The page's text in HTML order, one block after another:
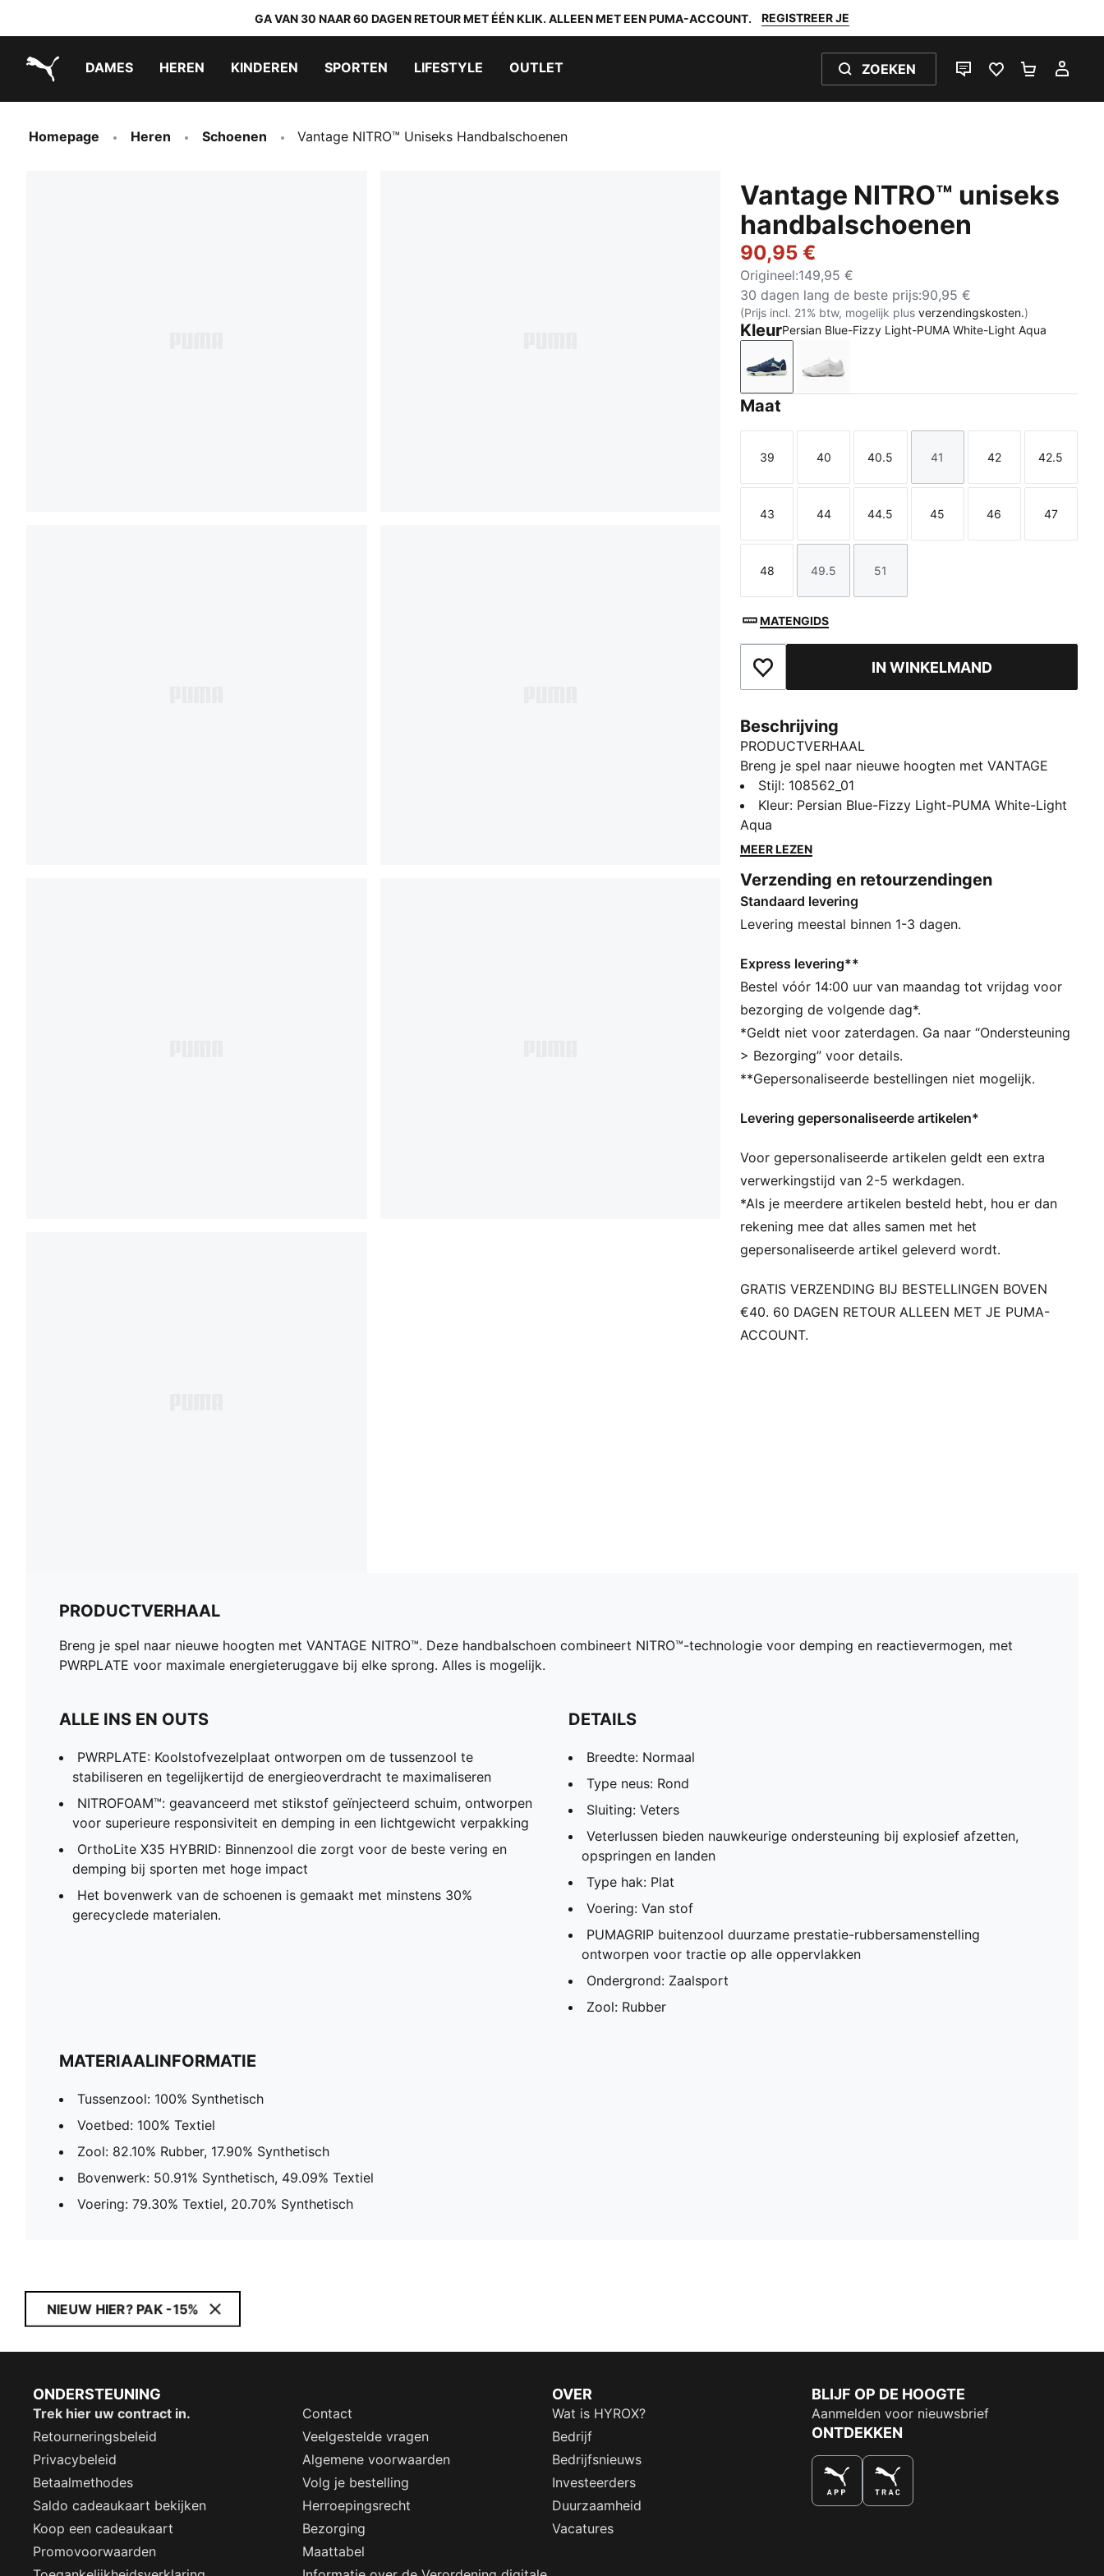
GA VAN 30 NAAR 60 DAGEN RETOUR MET ÉÉN KLIK. ALLEEN MET EEN PUMA-ACCOUNT. REGISTREER JE
DAMES HEREN KINDEREN SPORTEN LIFESTYLE OUTLET ZOEKEN
LIVE CHATFAVORIETEN 0
Homepage Heren Schoenen Vantage NITRO™ Uniseks Handbalschoenen
Vantage NITRO™ uniseks
handbalschoenen
90,95 €
Origineel:149,95 €
30 dagen lang de beste prijs:90,95 €
(Prijs incl. 21% btw, mogelijk plusverzendingskosten.)
KleurPersian Blue-Fizzy Light-PUMA White-Light Aqua
Persian Blue-Fizzy Light-PUMA White-Light Aqua
PUMA White-PUMA Silver-Ash Gray
Maat
Maat
39
Maat
40
Maat
40.5
Maat
41
Maat
42
Maat
42.5
Maat
43
Maat
44
Maat
44.5
Maat
45
Maat
46
Maat
47
Maat
48
Maat
49.5
Maat
51
MATENGIDS
Toegevoegd aan favorietenIN WINKELMAND
Beschrijving
PRODUCTVERHAAL
Breng je spel naar nieuwe hoogten met VANTAGE
NITRO™. Deze handbalschoen combineert NITRO™-
technologie voor demping en reactievermogen, met
PWRPLATE voor maximale energieteruggave bij elke
sprong. Alles is mogelijk.
PWRPLATE: Koolstofvezelplaat ontworpen om de
tussenzool te stabiliseren en tegelijkertijd de
energieoverdracht te maximaliseren
schuim, ontworpen voor superieure responsiviteit en
demping in een lichtgewicht verpakking
OrthoLite X35 HYBRID: Binnenzool die zorgt voor de
beste vering en demping bij sporten met hoge impact
Het bovenwerk van de schoenen is gemaakt met
minstens 30% gerecyclede materialen.
DETAILS
Type neus: Rond
Veterlussen bieden nauwkeurige ondersteuning bij
explosief afzetten, opspringen en landen
Type hak: Plat
Voering: Van stof
PUMAGRIP buitenzool duurzame prestatie-
rubbersamenstelling ontworpen voor tractie op alle
Ondergrond: Zaalsport
Zool: Rubber
Stijl: 108562_01
Kleur: Persian Blue-Fizzy Light-PUMA White-Light
Aqua
MEER LEZEN
Verzending en retourzendingen
Standaard levering
Levering meestal binnen 1-3 dagen.
Express levering**
Bestel vóór 14:00 uur van maandag tot vrijdag voor
bezorging de volgende dag*.
*Geldt niet voor zaterdagen. Ga naar “Ondersteuning
> Bezorging” voor details.
**Gepersonaliseerde bestellingen niet mogelijk.
Levering gepersonaliseerde artikelen*
Voor gepersonaliseerde artikelen geldt een extra
verwerkingstijd van 2-5 werkdagen.
*Als je meerdere artikelen besteld hebt, hou er dan
rekening mee dat alles samen met het
gepersonaliseerde artikel geleverd wordt.
GRATIS VERZENDING BIJ BESTELLINGEN BOVEN
€40. 60 DAGEN RETOUR ALLEEN MET JE PUMA-
ACCOUNT.
PRODUCTVERHAAL
Breng je spel naar nieuwe hoogten met VANTAGE NITRO™. Deze handbalschoen combineert NITRO™-technologie voor demping en reactievermogen, met
PWRPLATE voor maximale energieteruggave bij elke sprong. Alles is mogelijk.
ALLE INS EN OUTS
PWRPLATE: Koolstofvezelplaat ontworpen om de tussenzool te
stabiliseren en tegelijkertijd de energieoverdracht te maximaliseren
NITROFOAM™: geavanceerd met stikstof geïnjecteerd schuim, ontworpen
voor superieure responsiviteit en demping in een lichtgewicht verpakking
OrthoLite X35 HYBRID: Binnenzool die zorgt voor de beste vering en
demping bij sporten met hoge impact
Het bovenwerk van de schoenen is gemaakt met minstens 30%
gerecyclede materialen.
DETAILS
Breedte: Normaal
Type neus: Rond
Sluiting: Veters
Veterlussen bieden nauwkeurige ondersteuning bij explosief afzetten,
opspringen en landen
Type hak: Plat
Voering: Van stof
PUMAGRIP buitenzool duurzame prestatie-rubbersamenstelling
ontworpen voor tractie op alle oppervlakken
Ondergrond: Zaalsport
Zool: Rubber
MATERIAALINFORMATIE
Tussenzool: 100% Synthetisch
Voetbed: 100% Textiel
Zool: 82.10% Rubber, 17.90% Synthetisch
Bovenwerk: 50.91% Synthetisch, 49.09% Textiel
Voering: 79.30% Textiel, 20.70% Synthetisch
NIEUW HIER? PAK -15%
ONDERSTEUNING
Trek hier uw contract in.
Contact
Retourneringsbeleid
Veelgestelde vragen
Privacybeleid
Algemene voorwaarden
Betaalmethodes
Volg je bestelling
Saldo cadeaukaart bekijken
Herroepingsrecht
Koop een cadeaukaart
Bezorging
Promovoorwaarden
Maattabel
OVER
Wat is HYROX?
Bedrijf
Bedrijfsnieuws
Investeerders
Duurzaamheid
Vacatures
BLIJF OP DE HOOGTE
Aanmelden voor nieuwsbrief
ONTDEKKEN